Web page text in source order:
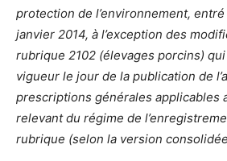
protection de l’environnement,
janvier 2014, à l’exception des
rubrique 2102 (élevages porcins)
vigueur le jour de la publication de
prescriptions générales applicables
relevant du régime de
rubrique (selon la version